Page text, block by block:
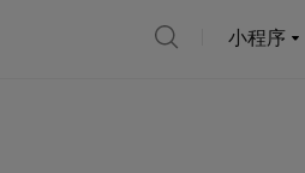
小程序